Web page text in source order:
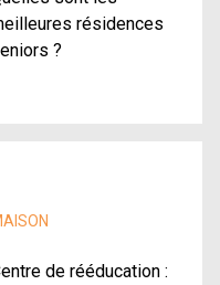
résidences
?
de rééducation :